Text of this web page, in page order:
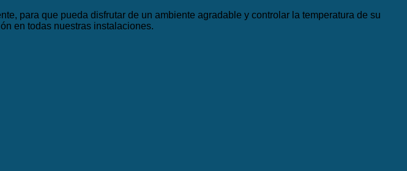
para que pueda disfrutar de un ambiente agradable y controlar la temperatura de su
en todas nuestras instalaciones.